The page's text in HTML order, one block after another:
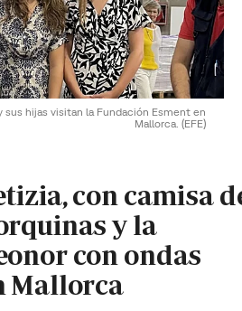
sus hijas visitan la Fundación Esment en
Mallorca. (EFE)
con camisa
y la
con ondas
Mallorca